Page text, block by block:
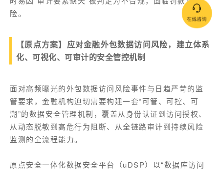
险。
【原点方案】应对金融外包数据访问风险，建立体系
化、可视化、可审计的安全管控机制
面对高频曝光的外包数据访问风险事件与日趋严苛的监
管要求，金融机构迫切需要构建一套“可管、可控、可
溯”的数据安全管理机制，覆盖从身份认证到访问授权、
从动态脱敏到高危行为阻断、从全链路审计到持续风险
监测的全流程能力。
原点安全一体化数据安全平台（uDSP）以“数据库访问